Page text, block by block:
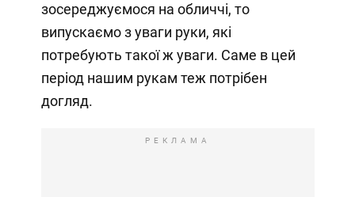
зосереджуємося на обличчі, то
випускаємо з уваги руки, які
потребують такої ж уваги. Саме в цей
період нашим рукам теж потрібен
догляд.
РЕКЛАМА